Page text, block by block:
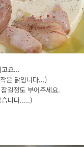
요...
은 닭입니다...)
길정도 부어주세요.
니다.....)